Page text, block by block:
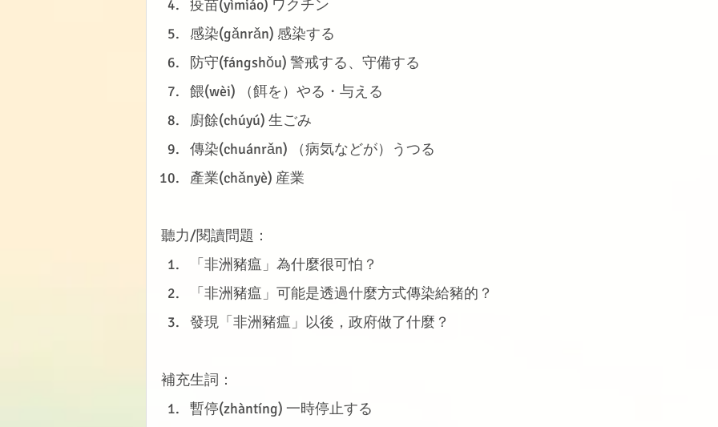
疫苗(yìmiáo) ワクチン
感染(gǎnrǎn) 感染する
防守(fángshǒu) 警戒する、守備する
餵(wèi) （餌を）やる・与える
廚餘(chúyú) 生ごみ
傳染(chuánrǎn) （病気などが）うつる
產業(chǎnyè) 産業
聽力/閱讀問題：
「非洲豬瘟」為什麼很可怕？
「非洲豬瘟」可能是透過什麼方式傳染給豬的？
發現「非洲豬瘟」以後，政府做了什麼？
補充生詞：
暫停(zhàntíng) 一時停止する